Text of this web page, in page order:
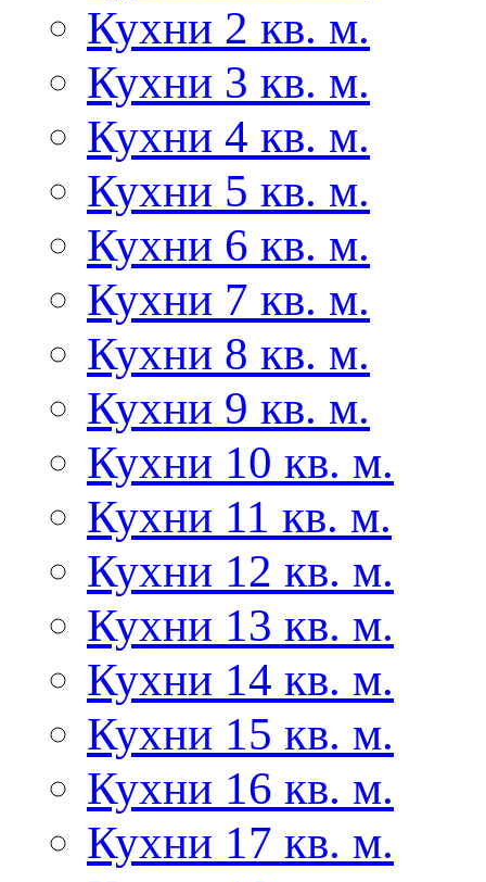
Кухни 2 кв. м.
Кухни 3 кв. м.
Кухни 4 кв. м.
Кухни 5 кв. м.
Кухни 6 кв. м.
Кухни 7 кв. м.
Кухни 8 кв. м.
Кухни 9 кв. м.
Кухни 10 кв. м.
Кухни 11 кв. м.
Кухни 12 кв. м.
Кухни 13 кв. м.
Кухни 14 кв. м.
Кухни 15 кв. м.
Кухни 16 кв. м.
Кухни 17 кв. м.